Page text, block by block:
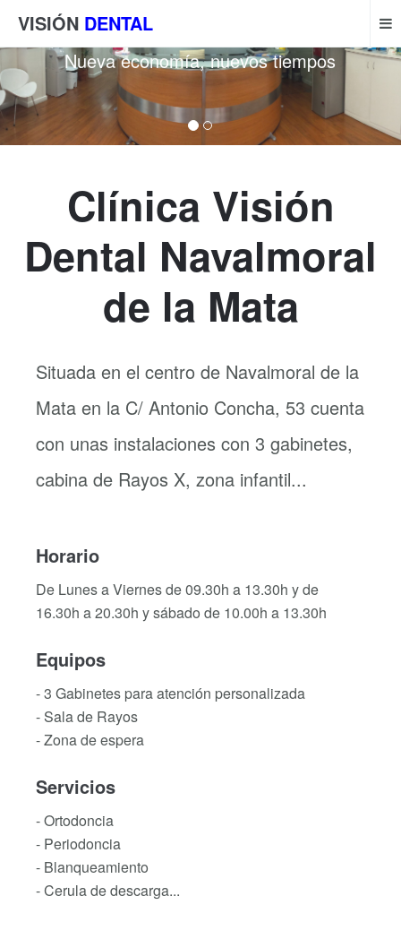
VISIÓN DENTAL
Nueva economía, nuevos tiempos
Clínica Visión
Dental Navalmoral
de la Mata
Situada en el centro de Navalmoral de la
Mata en la C/ Antonio Concha, 53 cuenta
con unas instalaciones con 3 gabinetes,
cabina de Rayos X, zona infantil...
Horario
De Lunes a Viernes de 09.30h a 13.30h y de
16.30h a 20.30h y sábado de 10.00h a 13.30h
Equipos
- 3 Gabinetes para atención personalizada
- Sala de Rayos
- Zona de espera
Servicios
- Ortodoncia
- Periodoncia
- Blanqueamiento
- Cerula de descarga...